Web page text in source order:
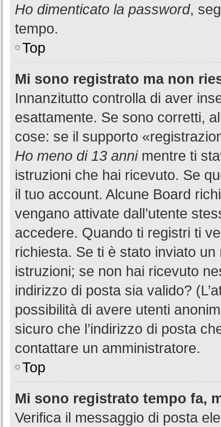
Ho dimenticato la password,
tempo.
Top
Mi sono registrato ma non
Innanzitutto controlla di aver
esattamente. Se sono corretti,
cose: se il supporto
Ho meno di 13 annimentre ti
istruzioni che hai ricevuto. Se
il tuo account. Alcune Board
vengano attivate dall’utente
accedere. Quando ti registri ti
richiesta. Se ti è stato inviato
istruzioni; se non hai ricevuto
indirizzo di posta sia valido?
possibilità di avere utenti
sicuro che l’indirizzo di posta
contattare un amministratore.
Top
Mi sono registrato tempo fa,
Verifica il messaggio di posta